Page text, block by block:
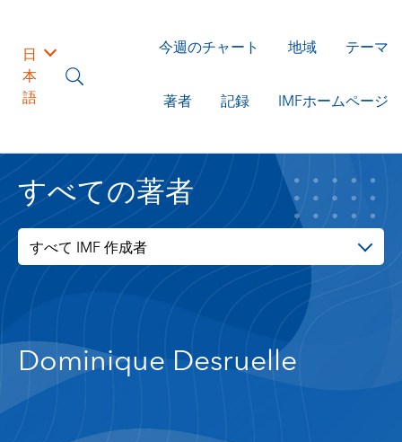
日
本
語
今週のチャート 地域 テーマ
著者 記録 IMFホームページ
すべての著者
すべて IMF 作成者
Dominique Desruelle